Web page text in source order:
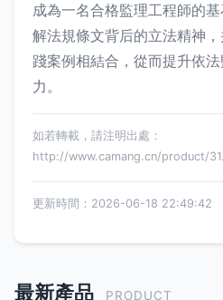
成為一名合格監理工程師的
解法規條文背后的立法精神
踐案例相結合，從而提升依
力。
如若轉載，請注明出處：
http://www.camang.cn/product/
更新時間：2026-06-18 22:49:42
最新產品 PRODUCT